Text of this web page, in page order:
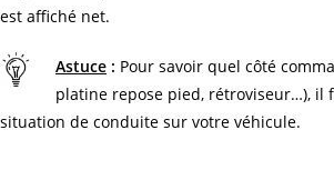
est affiché net.
Astuce : Pour savoir quel côté
platine repose pied, rétroviseur…), il
situation de conduite sur votre véhicule.